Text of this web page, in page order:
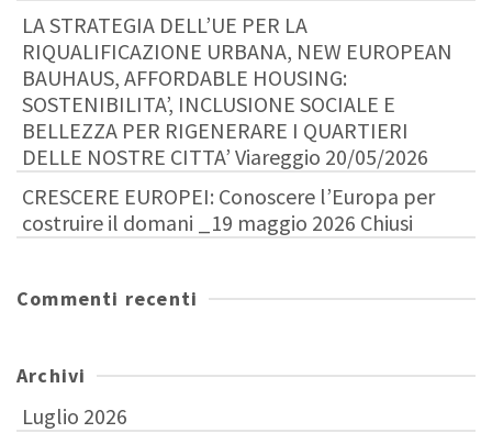
LA STRATEGIA DELL’UE PER LA
RIQUALIFICAZIONE URBANA, NEW EUROPEAN
BAUHAUS, AFFORDABLE HOUSING:
SOSTENIBILITA’, INCLUSIONE SOCIALE E
BELLEZZA PER RIGENERARE I QUARTIERI
DELLE NOSTRE CITTA’ Viareggio 20/05/2026
CRESCERE EUROPEI: Conoscere l’Europa per
costruire il domani _19 maggio 2026 Chiusi
Commenti recenti
Archivi
Luglio 2026